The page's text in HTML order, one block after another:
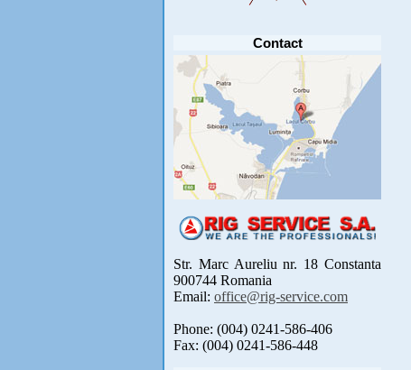
Contact
Str. Marc Aureliu nr. 18 Constanta
900744 Romania
Email: office@rig-service.com
Phone: (004) 0241-586-406
Fax: (004) 0241-586-448